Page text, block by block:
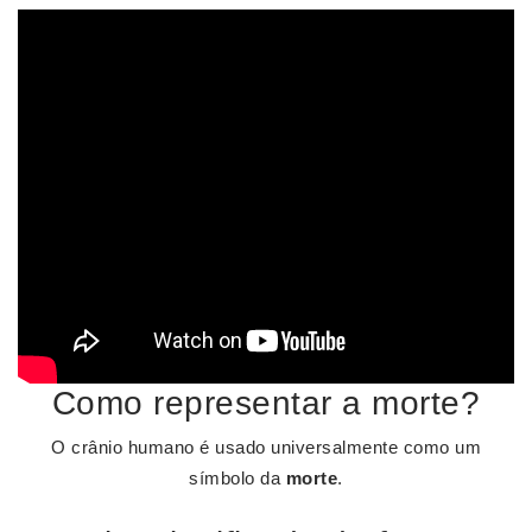
Como representar a morte?
O crânio humano é usado universalmente como um
símbolo da morte.